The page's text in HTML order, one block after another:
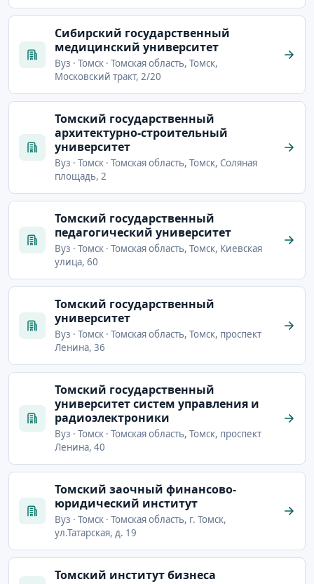
Сибирский государственный
медицинский университет
Вуз · Томск · Томская область, Томск,
Московский тракт, 2/20
Томский государственный
архитектурно-строительный
университет
Вуз · Томск · Томская область, Томск, Соляная
площадь, 2
Томский государственный
педагогический университет
Вуз · Томск · Томская область, Томск, Киевская
улица, 60
Томский государственный
университет
Вуз · Томск · Томская область, Томск, проспект
Ленина, 36
Томский государственный
университет систем управления и
радиоэлектроники
Вуз · Томск · Томская область, Томск, проспект
Ленина, 40
Томский заочный финансово-
юридический институт
Вуз · Томск · Томская область, г. Томск,
ул.Татарская, д. 19
Томский институт бизнеса